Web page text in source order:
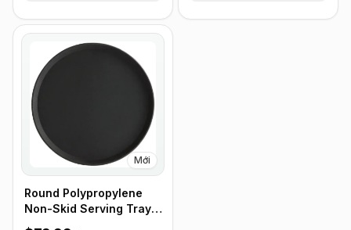
Mới
Round Polypropylene
Non-Skid Serving Tray,
16" Black - Case of 12